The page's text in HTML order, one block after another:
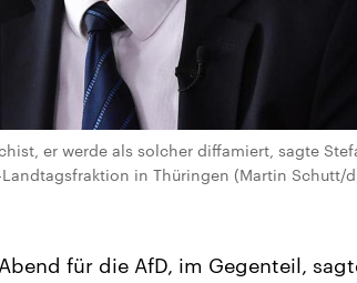
er werde als solcher diffamiert, sagte
in Thüringen (Martin Schutt/
für die AfD, im Gegenteil,